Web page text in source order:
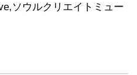
ソウルクリエイトミュー